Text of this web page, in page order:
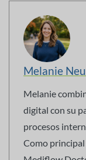
Melanie
Melanie
digital con su
procesos
Como